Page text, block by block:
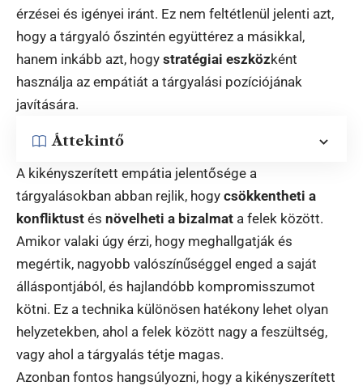
érzései és igényei iránt. Ez nem feltétlenül jelenti azt,
hogy a tárgyaló őszintén együttérez a másikkal,
hanem inkább azt, hogy stratégiai eszközként
használja az empátiát a tárgyalási pozíciójának
javítására.
Áttekintő
A kikényszerített empátia jelentősége a
tárgyalásokban abban rejlik, hogy csökkentheti a
konfliktust és növelheti a bizalmat a felek között.
Amikor valaki úgy érzi, hogy meghallgatják és
megértik, nagyobb valószínűséggel enged a saját
álláspontjából, és hajlandóbb kompromisszumot
kötni. Ez a technika különösen hatékony lehet olyan
helyzetekben, ahol a felek között nagy a feszültség,
vagy ahol a tárgyalás tétje magas.
Azonban fontos hangsúlyozni, hogy a kikényszerített